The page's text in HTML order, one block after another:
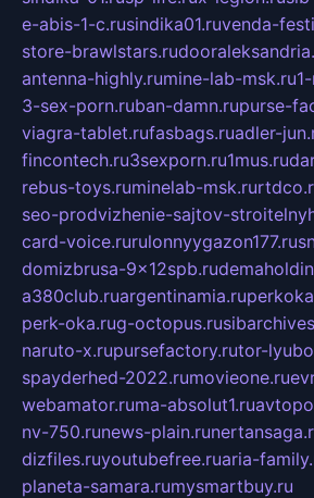
e-abis-1-c.rusindika01.ruvenda-
store-brawlstars.ru
antenna-highly.rumine-lab-msk.ru
3-sex-porn.ruban-damn.rupurse-
viagra-tablet.rufasbags.ruadler-
fincontech.ru3sexporn.ru1mus.ru
rebus-toys.ruminelab-msk.ru
seo-prodvizhenie-sajtov-
card-voice.rurulonnyygazon177.ru
domizbrusa-9x12spb.ru
a380club.ruargentinamia.ru
perk-oka.rug-octopus.ru
naruto-x.rupursefactory.rutor-
spayderhed-2022.rumovieone.ru
webamator.ruma-absolut1.ru
nv-750.runews-plain.ru
dizfiles.ruyoutubefree.ruaria-
planeta-samara.rumysmartbuy.ru